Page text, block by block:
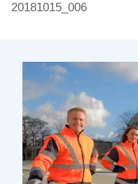
20181015_006